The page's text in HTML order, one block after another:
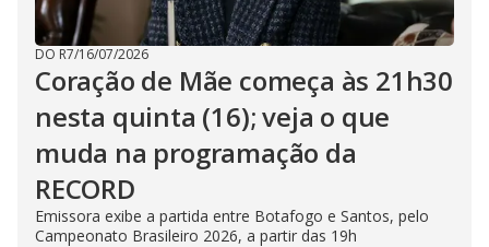
DO R7/16/07/2026
Coração de Mãe começa às 21h30
nesta quinta (16); veja o que
muda na programação da
RECORD
Emissora exibe a partida entre Botafogo e Santos, pelo
Campeonato Brasileiro 2026, a partir das 19h